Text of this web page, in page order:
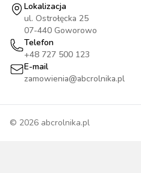
Lokalizacja
ul. Ostrołęcka 25
07-440 Goworowo
Telefon
+48 727 500 123
E-mail
zamowienia@abcrolnika.pl
© 2026 abcrolnika.pl